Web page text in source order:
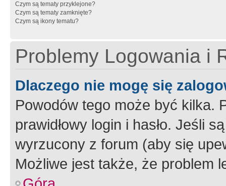
Czym są tematy przyklejone?
Czym są tematy zamknięte?
Czym są ikony tematu?
Problemy Logowania i
Dlaczego nie mogę się
Powodów tego może być kilka.
prawidłowy login i hasło. Jeśli
wyrzucony z forum (aby się
Możliwe jest także, że problem